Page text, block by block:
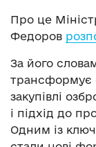
Про це
Федоров
За його
трансформує
закупівлі
і підхід до
Одним із